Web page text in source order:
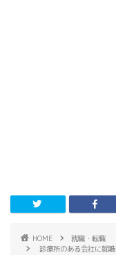
HOME
就職・転職
診療所のある会社に就